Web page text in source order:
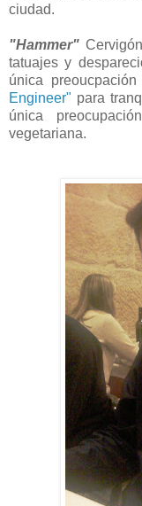
ciudad.
"Hammer"
tatuajes y
única
Engineer" para
única
vegetariana.